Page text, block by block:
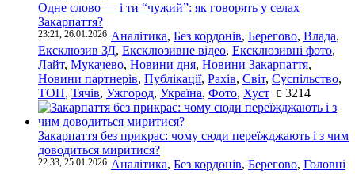
Одне слово — і ти “чужий”: як говорять у селах
Закарпаття?
23:21, 26.01.2026 Аналітика, Без кордонів, Берегово, Влада,
Ексклюзив ЗД, Ексклюзивне відео, Ексклюзивні фото,
Лайт, Мукачево, Новини дня, Новини Закарпаття,
Новини партнерів, Публікації, Рахів, Світ, Суспільство,
ТОП, Тячів, Ужгород, Україна, Фото, Хуст 3214
Закарпаття без прикрас: чому сюди переїжджають і з чим
доводиться миритися?
22:33, 25.01.2026 Аналітика, Без кордонів, Берегово, Головні